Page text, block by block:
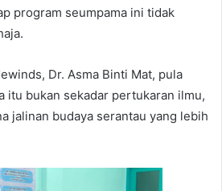
program seumpama ini tidak
Dr. Asma Binti Mat, pula
itu bukan sekadar pertukaran ilmu,
jalinan budaya serantau yang lebih